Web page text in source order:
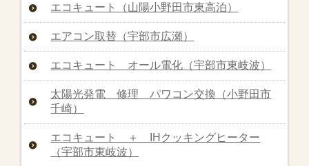
エコキュート（山陽小野田市東高泊）
エアコン取替（宇部市広瀬）
エコキュート オール電化（宇部市東岐波）
太陽光発電 修理 パワコン交換（小野田市
千崎）
エコキュート ＋ IHクッキングヒーター
（宇部市東岐波）